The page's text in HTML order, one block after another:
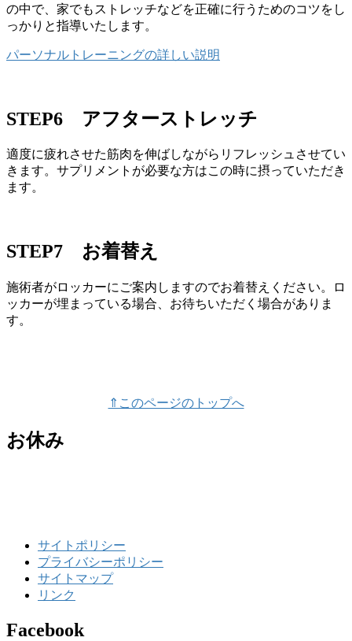
の中で、家でもストレッチなどを正確に行うためのコツをし
っかりと指導いたします。
パーソナルトレーニングの詳しい説明
STEP6 アフターストレッチ
適度に疲れさせた筋肉を伸ばしながらリフレッシュさせてい
きます。サプリメントが必要な方はこの時に摂っていただき
ます。
STEP7 お着替え
施術者がロッカーにご案内しますのでお着替えください。ロ
ッカーが埋まっている場合、お待ちいただく場合がありま
す。
⇑このページのトップへ
お休み
サイトポリシー
プライバシーポリシー
サイトマップ
リンク
Facebook